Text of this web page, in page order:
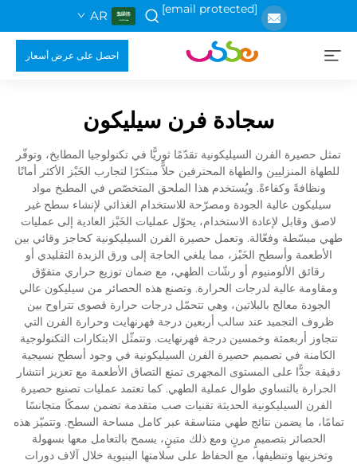
[email protected]
AR
احصل على عرض أسعار
سجادة فرن سيليكون
تمثل حصيرة الفرن السيليكونية تقدّمًا ثوريًّا في تكنولوجيا المطابخ، وتوفّر
للطهاة المنزليين والطهاة المحترفين حلاًّ مبتكرًا لتجارب الخَبْز الأكثر أمانًا
ونظافةً وكفاءةً. ويُستخدم هذا الملحق المتخصّص في المطبخ مواد
سيليكون عالية الجودة ومصرّحة للاستخدام الغذائي لإنشاء سطح غير
لاصق وقابل لإعادة الاستخدام، يحوّل عمليات الخَبْز العادية إلى عمليات
طهي مبسّطة وفعّالة. وتعمل حصيرة الفرن السيليكونية كحاجز وقائي بين
الأطعمة وأسطح الخَبْز، مما يلغي الحاجة إلى ورق الزبدة التقليدي أو
رقائق الألومنيوم أو رشّات الطهي، مع ضمان توزيع حراري متفوّق
ومقاومة عالية لدرجات الحرارة. وتصنع هذه الحصائر من سيليكون عالي
الجودة معالج بالبلاتين، وهي تتحمّل درجات حرارة قصوى تتراوح بين
ظروف التجميد عند سالب أربعين درجة فهرنهايت وحرارة الفرن التي
تتجاوز أربعمئة وخمسين درجة فهرنهايت. وتتمثّل الابتكارات التكنولوجية
الكامنة في تصميم حصيرة الفرن السيليكونية في وجود أسطح نسيجية
دقيقة جدًّا على المستوى المجهرى تمنع التصاق الأطعمة مع تعزيز انتشار
الحرارة بالتساوي طوال عملية الطهي. كما تعتمد عمليات تصنيع حصيرة
الفرن السيليكونية الحديثة تقنيات صب متقدمة تضمن سمكًا متجانسًا
تمامًا، ما يضمن نتائج طهي متناسقة عبر كامل مساحة السطح. وتتميّز هذه
الحصائر بتصميمٍ مرنٍ ومع ذلك متينٍ، يسمح بالتعامل معها بسهولة
وتخزينها وتنظيفها، مع الحفاظ على سلامتها البنيوية خلال آلاف دورات